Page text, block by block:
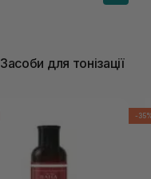
для тонізації
-